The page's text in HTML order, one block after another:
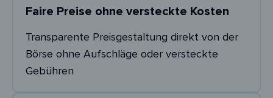
Faire Preise ohne versteckte Kosten
Transparente Preisgestaltung direkt von der
Börse ohne Aufschläge oder versteckte
Gebühren